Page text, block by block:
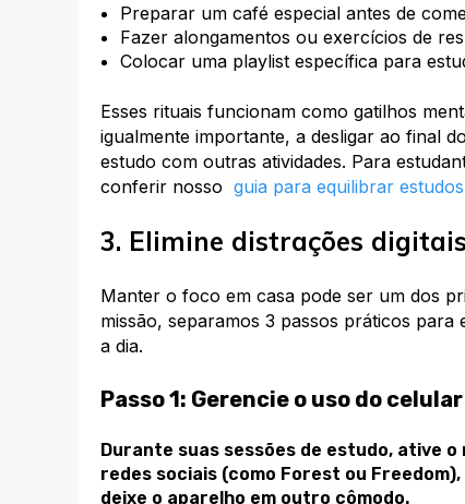
Preparar um café especial antes de
Fazer alongamentos ou exercícios de
Colocar uma playlist específica para
Esses rituais funcionam como gatilhos
igualmente importante, a desligar ao final
estudo com outras atividades. Para
conferir nosso guia para equilibrar
3. Elimine distrações
Manter o foco em casa pode ser um dos
missão, separamos 3 passos práticos
a dia.
Passo 1: Gerencie o uso do celular
Durante suas sessões de estudo, ative
redes sociais (como Forest ou
deixe o aparelho em outro cômodo.